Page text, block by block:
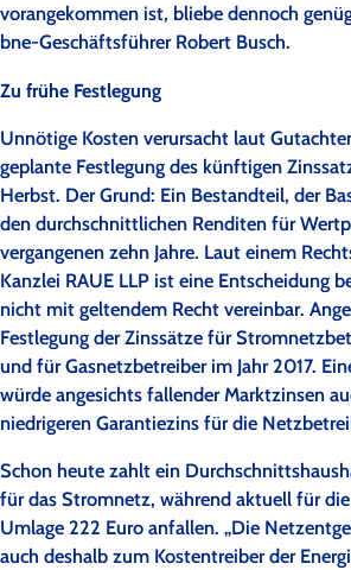
vorangekommen ist, bliebe dennoch
bne-Geschäftsführer Robert Busch.
Zu frühe Festlegung
Unnötige Kosten verursacht laut
geplante Festlegung des künftigen
Herbst. Der Grund: Ein Bestandteil, der
den durchschnittlichen Renditen für
vergangenen zehn Jahre. Laut einem
Kanzlei RAUE LLP ist eine Entscheidung
nicht mit geltendem Recht vereinbar.
Festlegung der Zinssätze für
und für Gasnetzbetreiber im Jahr 2017.
würde angesichts fallender Marktzinsen
niedrigeren Garantiezins für die
Schon heute zahlt ein
für das Stromnetz, während aktuell für
Umlage 222 Euro anfallen. „Die
auch deshalb zum Kostentreiber der